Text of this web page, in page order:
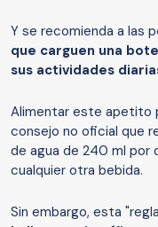
Y se recomienda a las
que carguen una
sus actividades
Alimentar este apetito
consejo no oficial que
de agua de 240 ml por
cualquier otra bebida.
Sin embargo, esta